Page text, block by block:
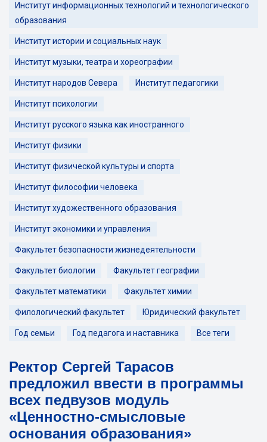
Институт информационных технологий и технологического
образования
Институт истории и социальных наук
Институт музыки, театра и хореографии
Институт народов Севера Институт педагогики
Институт психологии
Институт русского языка как иностранного
Институт физики
Институт физической культуры и спорта
Институт философии человека
Институт художественного образования
Институт экономики и управления
Факультет безопасности жизнедеятельности
Факультет биологии Факультет географии
Факультет математики Факультет химии
Филологический факультет Юридический факультет
Год семьи Год педагога и наставника Все теги
Ректор Сергей Тарасов
предложил ввести в программы
всех педвузов модуль
«Ценностно-смысловые
основания образования»